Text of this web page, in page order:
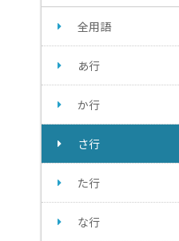
全用語
あ行
か行
さ行
た行
な行